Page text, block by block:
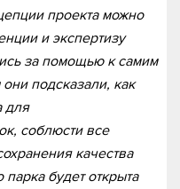
проекта можно
и экспертизу
за помощью к самим
подсказали, как
для
соблюсти все
качества
будет открыта